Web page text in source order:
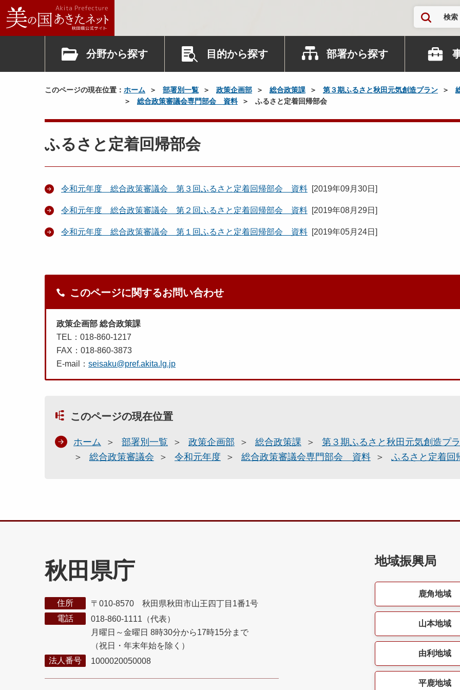
検索
分野から探す 目的から探す 部署から探す
このページの現在位置： ホーム 部署別一覧 政策企画部 総合政策課 第３期ふるさと秋田元気創造プラン
総合政策審議会専門部会 資料
ふるさと定着回帰部会
ふるさと定着回帰部会
令和元年度 総合政策審議会 第３回ふるさと定着回帰部会 資料 [2019年09月30日 ]
令和元年度 総合政策審議会 第２回ふるさと定着回帰部会 資料 [2019年08月29日 ]
令和元年度 総合政策審議会 第１回ふるさと定着回帰部会 資料 [2019年05月24日 ]
このページに関するお問い合わせ
政策企画部 総合政策課
TEL：018-860-1217
FAX：018-860-3873
E-mail： seisaku@pref.akita.lg.jp
このページの現在位置
ホーム 部署別一覧 政策企画部 総合政策課
第３期ふるさと秋田元気創造プ
総合政策審議会
令和元年度 総合政策審議会専門部会 資料 ふるさと定着回
秋田県庁
住所
〒010-8570 秋田県秋田市山王四丁目1番1号
電話
018-860-1111（代表）
月曜日～金曜日 8時30分から17時15分まで
（祝日・年末年始を除く）
法人番号
1000020050008
地域振興局
鹿角地域
山本地域
由利地域
平鹿地域